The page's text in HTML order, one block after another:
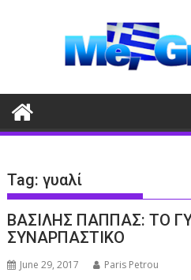
Tag:γυαλί
ΒΑΣΙΛΗΣ ΠΑΠΠΑΣ: ΤΟ
ΣΥΝΑΡΠΑΣΤΙΚΟ
June 29, 2017 Paris Petrou